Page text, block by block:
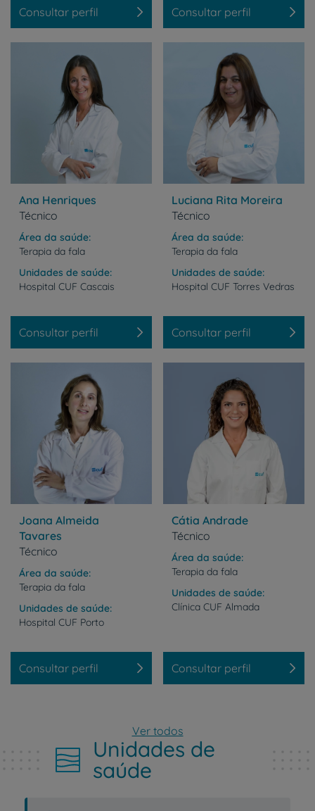
Consultar perfil Consultar perfil
Ana Henriques
Técnico
Área da saúde
Terapia da fala
Unidades de saúde
Hospital CUF Cascais
Consultar perfil
Luciana Rita Moreira
Técnico
Área da saúde
Terapia da fala
Unidades de saúde
Hospital CUF Torres Vedras
Consultar perfil
Joana Almeida
Tavares
Técnico
Área da saúde
Terapia da fala
Unidades de saúde
Hospital CUF Porto
Consultar perfil
Cátia Andrade
Técnico
Área da saúde
Terapia da fala
Unidades de saúde
Clínica CUF Almada
Consultar perfil
Ver todos
Unidades de
saúde